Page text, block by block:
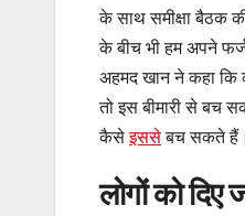
के साथ समीक्षा बैठक
के बीच भी हम अपने
अहमद खान ने कहा कि
तो इस बीमारी से बच
कैसेइससेबच सकते हैं।
लोगों को दिए